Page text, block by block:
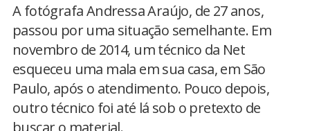
A fotógrafa Andressa Araújo, de 27 anos,
passou por uma situação semelhante. Em
novembro de 2014, um técnico da Net
esqueceu uma mala em sua casa, em São
Paulo, após o atendimento. Pouco depois,
outro técnico foi até lá sob o pretexto de
buscar o material.